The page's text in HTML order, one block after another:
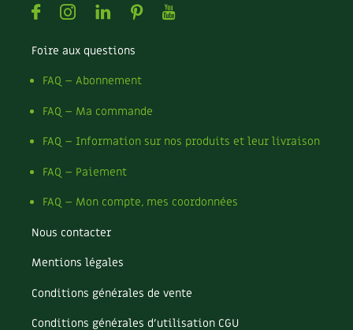
FacebookInstagramLinkedin
PinterestYoutube
Foire aux questions
FAQ – Abonnement
FAQ – Ma commande
FAQ – Information sur nos produits et leur livraison
FAQ – Paiement
FAQ – Mon compte, mes coordonnées
Nous contacter
Mentions légales
Conditions générales de vente
Conditions générales d’utilisation CGU